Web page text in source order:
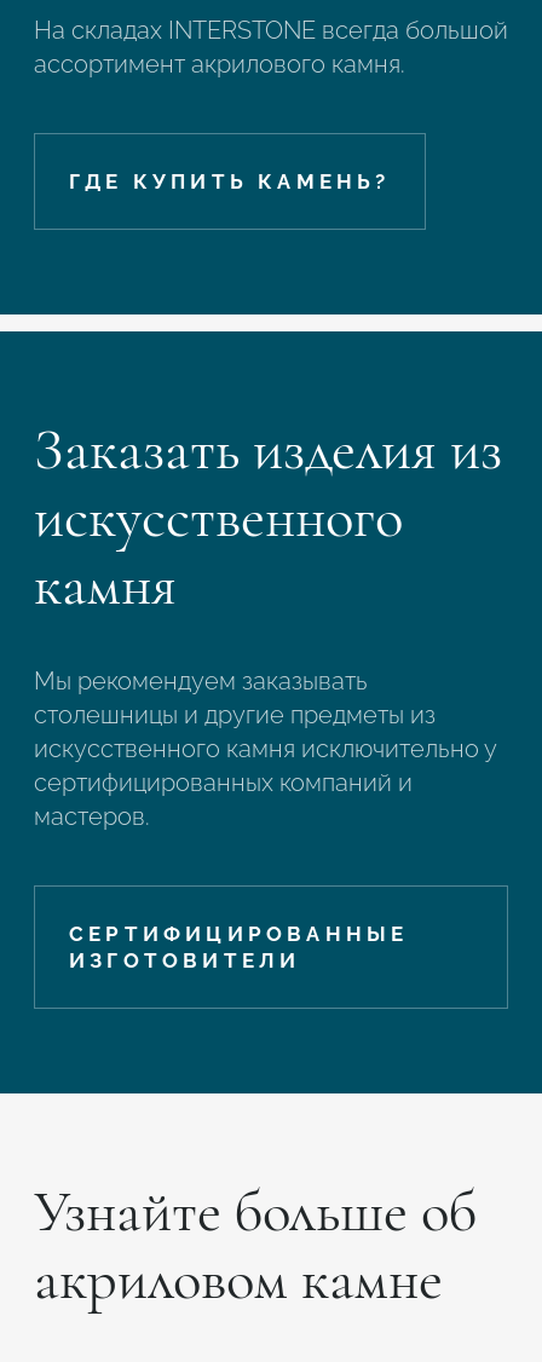
На складах INTERSTONE всегда большой
ассортимент акрилового камня.
ГДЕ КУПИТЬ КАМЕНЬ?
Заказать изделия из
искусственного
камня
Мы рекомендуем заказывать
столешницы и другие предметы из
искусственного камня исключительно у
сертифицированных компаний и
мастеров.
СЕРТИФИЦИРОВАННЫЕ
ИЗГОТОВИТЕЛИ
Узнайте больше об
акриловом камне